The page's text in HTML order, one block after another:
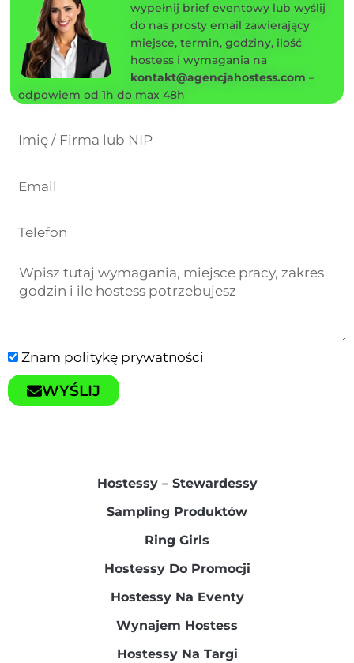
wypełnij brief eventowylub wyślij
do nas prosty email zawierający
miejsce, termin, godziny, ilość
hostess i wymagania na
kontakt@agencjahostess.com –
odpowiem od 1h do max 48h
Znam politykę prywatności
WYŚLIJ
Hostessy – Stewardessy​
Sampling Produktów​
Ring Girls
Hostessy Do Promocji
Hostessy Na Eventy
Wynajem Hostess
Hostessy Na Targi